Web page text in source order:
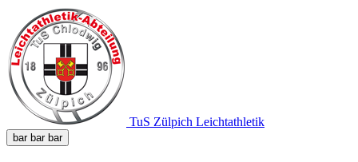
TuS Zülpich Leichtathletik
bar bar bar